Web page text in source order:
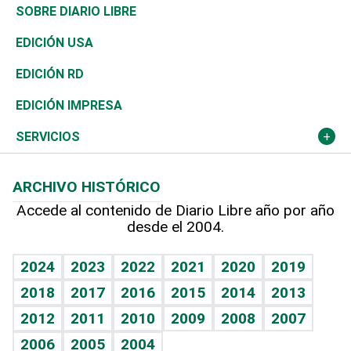
José Boquete
Reportajes
Asia
África
Ocenanía
Caribe
Resto del mundo
Consumo
Vivienda
Telecom.
Global y variable
Economía personal
Belleza
Buena Vida
Sociales
Novedades
Podcast Arte Libre
Hablando con el pediatra
Vida y familia
Eñe
Celebrando la vida
Golf
Ciclismo
Tenis
Olimpismo
Más deportes
Línea de hit
TBT Deportivo
De buena tinta
En Directo
El Espía
Noticiero Poteleche
Columnistas
Más firmas
Clima
Tecnología
Historia
Martes de tecnología
Cambio climático
Mundo
Economía
Revista
Deportes
Opinión
Hecho en casa
Guía del dinero
SOBRE DIARIO LIBRE
EDICIÓN USA
EDICIÓN RD
EDICIÓN IMPRESA
SERVICIOS
Cumpleaños
Horóscopos
Crucigramas
ARCHIVO HISTÓRICO
Accede al contenido de Diario Libre año por año
desde el 2004.
2024 2023 2022 2021 2020
2019
2018
2017 2016 2015 2014
2013
2012
2011 2010 2009 2008
2007
2006
2005 2004